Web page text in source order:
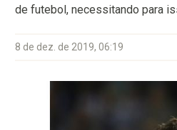
de futebol, necessitando para
8 de dez. de 2019, 06:19